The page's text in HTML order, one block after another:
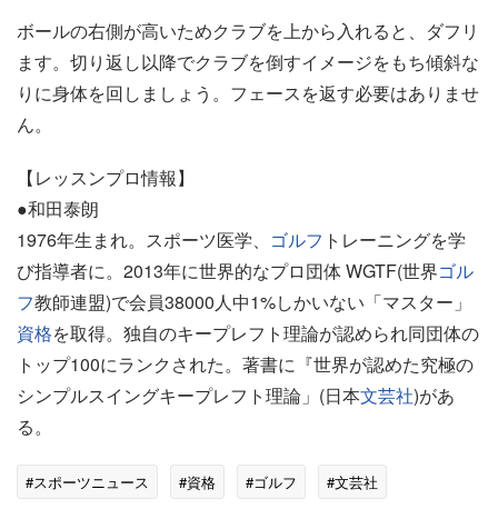
ボールの右側が高いためクラブを上から入れると、ダフリ
ます。切り返し以降でクラブを倒すイメージをもち傾斜な
りに身体を回しましょう。フェースを返す必要はありませ
ん。
【レッスンプロ情報】
●和田泰朗
1976年生まれ。スポーツ医学、 ゴルフ トレーニングを学
び指導者に。2013年に世界的なプロ団体 WGTF(世界ゴル
フ教師連盟)で会員38000人中1%しかいない「マスター」
資格を取得。独自のキープレフト理論が認められ同団体の
トップ100にランクされた。著書に『世界が認めた究極の
シンプルスイングキープレフト理論」(日本文芸社)があ
る。
#スポーツニュース #資格 #ゴルフ #文芸社